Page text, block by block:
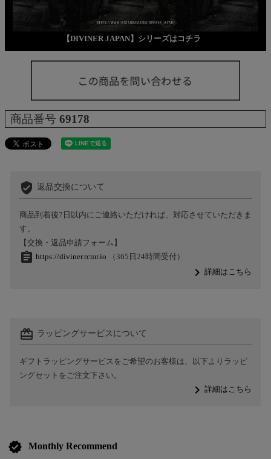
【DIVINER JAPAN】シリーズはコチラ
商品番号 69178
verified_user 返品交換について
商品到着後7日以内にご連絡いただければ、対応させていただきま
す。
【交換・返品申請フォーム】
assignment https://diviner.rcmr.io （365日24時間受付）
navigate_next詳細はこちら
card_giftcard ラッピングサービスについて
ギフトラッピングサービスをご希望のお客様は、以下よりラッピ
ングセットをご注文下さい。
navigate_next詳細はこちら
verified Monthly Recommend